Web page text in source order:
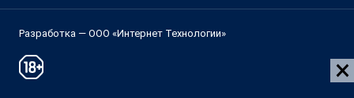
Разработка — ООО «Интернет Технологии»